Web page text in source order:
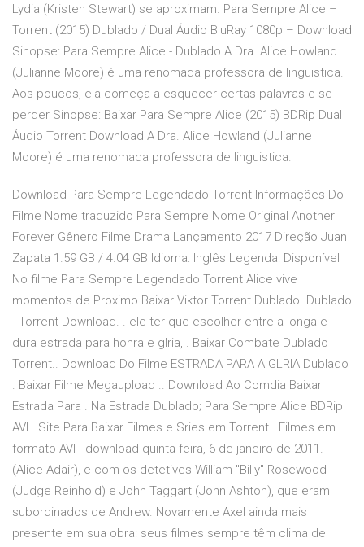
Lydia (Kristen Stewart) se aproximam. Para Sempre Alice –
Torrent (2015) Dublado / Dual Áudio BluRay 1080p – Download
Sinopse: Para Sempre Alice - Dublado A Dra. Alice Howland
(Julianne Moore) é uma renomada professora de linguistica.
Aos poucos, ela começa a esquecer certas palavras e se
perder Sinopse: Baixar Para Sempre Alice (2015) BDRip Dual
Áudio Torrent Download A Dra. Alice Howland (Julianne
Moore) é uma renomada professora de linguistica.
Download Para Sempre Legendado Torrent Informações Do
Filme Nome traduzido Para Sempre Nome Original Another
Forever Gênero Filme Drama Lançamento 2017 Direção Juan
Zapata 1.59 GB / 4.04 GB Idioma: Inglês Legenda: Disponível
No filme Para Sempre Legendado Torrent Alice vive
momentos de Proximo Baixar Viktor Torrent Dublado. Dublado
- Torrent Download. . ele ter que escolher entre a longa e
dura estrada para honra e glria, . Baixar Combate Dublado
Torrent.. Download Do Filme ESTRADA PARA A GLRIA Dublado
. Baixar Filme Megaupload .. Download Ao Comdia Baixar
Estrada Para . Na Estrada Dublado; Para Sempre Alice BDRip
AVI . Site Para Baixar Filmes e Sries em Torrent . Filmes em
formato AVI - download quinta-feira, 6 de janeiro de 2011.
(Alice Adair), e com os detetives William "Billy" Rosewood
(Judge Reinhold) e John Taggart (John Ashton), que eram
subordinados de Andrew. Novamente Axel ainda mais
presente em sua obra: seus filmes sempre têm clima de